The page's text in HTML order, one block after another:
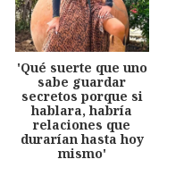
'Qué suerte que uno
sabe guardar
secretos porque si
hablara, habría
relaciones que
durarían hasta hoy
mismo'